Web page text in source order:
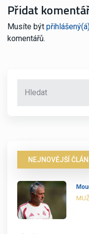
Přidat
Musíte být
komentářů.
NEJNOVĚJŠÍ